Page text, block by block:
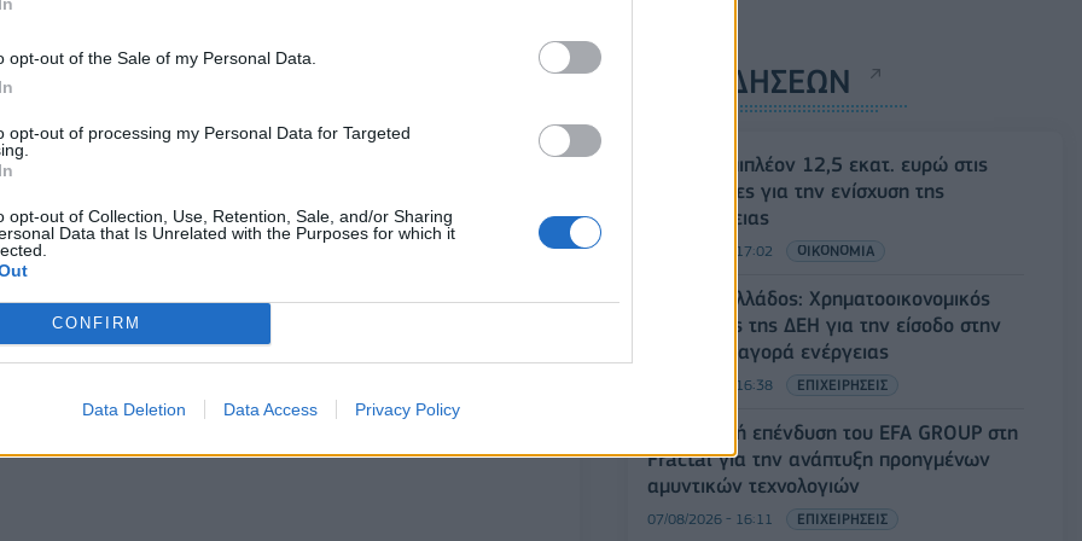
opt-out of the Sale of my Personal Data.
opt-out of processing my Personal Data for Targeted
opt-out of Collection, Use, Retention, Sale, and/or Sharing
Data that Is Unrelated with the Purposes for which it
CONFIRM
Data Deletion Data Access Privacy Policy
αυστηρότερα όρια για τις εκπομπές CO2 των
τις εκπομπές κατά 90% μέχρι το 2040.
με τον στόχο της Ευρωπαϊκής Ένωσης
αερίων του θερμοκηπίου έως το 2050, καθώς
καύσιμα. Σύμφωνα ωστόσο με μελέτη που
καθαρές εκπομπές άνθρακα (net zero) έως το
μηδενικών εκπομπών θα πρέπει να αποτελούν
βάση τις τρέχουσες προοπτικές όμως, θα
για την καθυστέρηση αυτή οφείλονται σε
πολλές όπως οι περιορισμένοι σταθμοί
η έλλειψη ενθάρρυνσης για μετάβαση στην
ΡΟΗ ΕΙΔΗΣΕΩΝ
ΥΠΑΑΤ: Επιπλέον 12,5 εκατ. ευρώ στις
Περιφέρειες για την ενίσχυση της
βιοασφάλειας
07/08/2026 - 17:02 ΟΙΚΟΝΟΜΙΑ
Deloitte Ελλάδος: Χρηματοοικονομικός
σύμβουλος της ΔΕΗ για την είσοδο στην
πολωνική αγορά ενέργειας
07/08/2026 - 16:38 ΕΠΙΧΕΙΡΗΣΕΙΣ
Στρατηγική επένδυση του EFA GROUP στη
Fractal για την ανάπτυξη προηγμένων
αμυντικών τεχνολογιών
07/08/2026 - 16:11 ΕΠΙΧΕΙΡΗΣΕΙΣ